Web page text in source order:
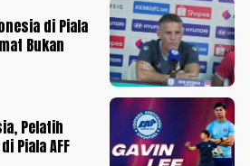
di Piala
Bukan
Pelatih
Piala AFF